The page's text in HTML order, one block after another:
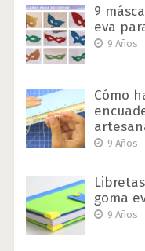
9
eva
9 Años
Cómo
9 Años
goma
9 Años